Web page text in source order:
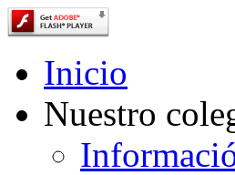
Inicio
Nuestro